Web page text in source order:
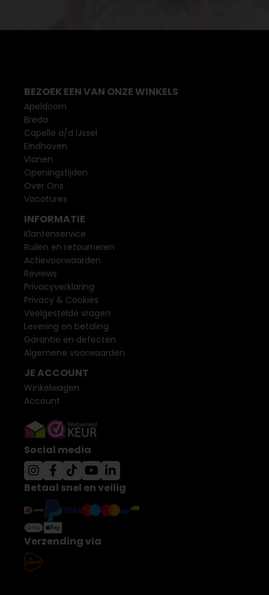
BEZOEK EEN VAN ONZE WINKELS
Apeldoorn
Breda
Capelle a/d IJssel
Eindhoven
Vianen
Openingstijden
Over Ons
Vacatures
INFORMATIE
Klantenservice
Ruilen en retourneren
Actievoorwaarden
Reviews
Privacyverklaring
Privacy & Cookies
Veelgestelde vragen
Levering en betaling
Garantie en defecten
Algemene voorwaarden
JE ACCOUNT
Winkelwagen
Account
Social media
Betaal snel en veilig
Verzending via